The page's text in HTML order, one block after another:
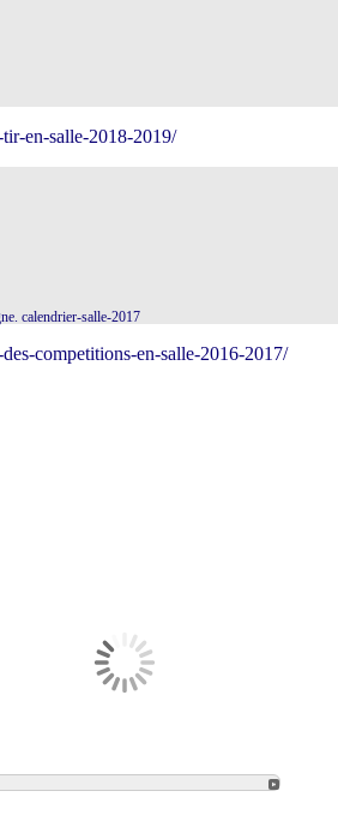
en-salle-2018-2019/
calendrier-salle-2017
competitions-en-salle-2016-2017/